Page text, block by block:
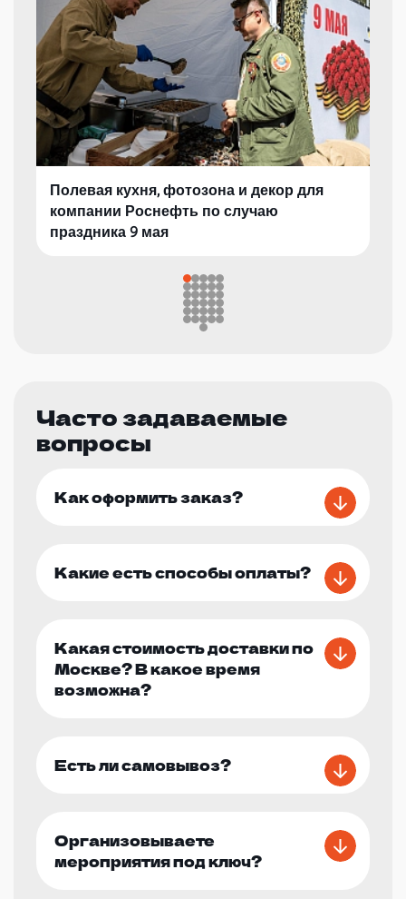
Полевая кухня, фотозона и декор для
компании Роснефть по случаю
праздника 9 мая
Часто задаваемые
вопросы
Как оформить заказ?
Какие есть способы оплаты?
Какая стоимость доставки по
Москве? В какое время
возможна?
Есть ли самовывоз?
Организовываете
мероприятия под ключ?